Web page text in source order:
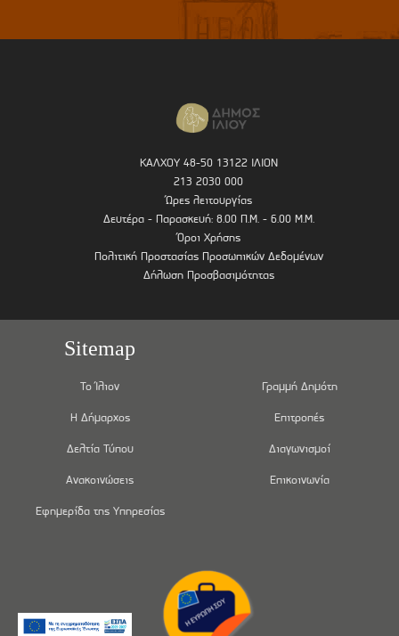
ΚΑΛΧΟΥ 48-50 13122 ΙΛΙΟΝ
213 2030 000
Ώρες λειτουργίας
Δευτέρα - Παρασκευή: 8.00 Π.Μ. - 6.00 Μ.Μ.
Όροι Χρήσης
Πολιτική Προστασίας Προσωπικών Δεδομένων
Δήλωση Προσβασιμότητας
Sitemap
Το Ίλιον
Η Δήμαρχος
Δελτία Τύπου
Ανακοινώσεις
Εφημερίδα της Υπηρεσίας
Γραμμή Δημότη
Επιτροπές
Διαγωνισμοί
Επικοινωνία